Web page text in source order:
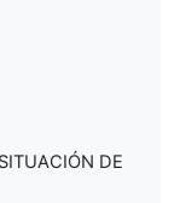
DE